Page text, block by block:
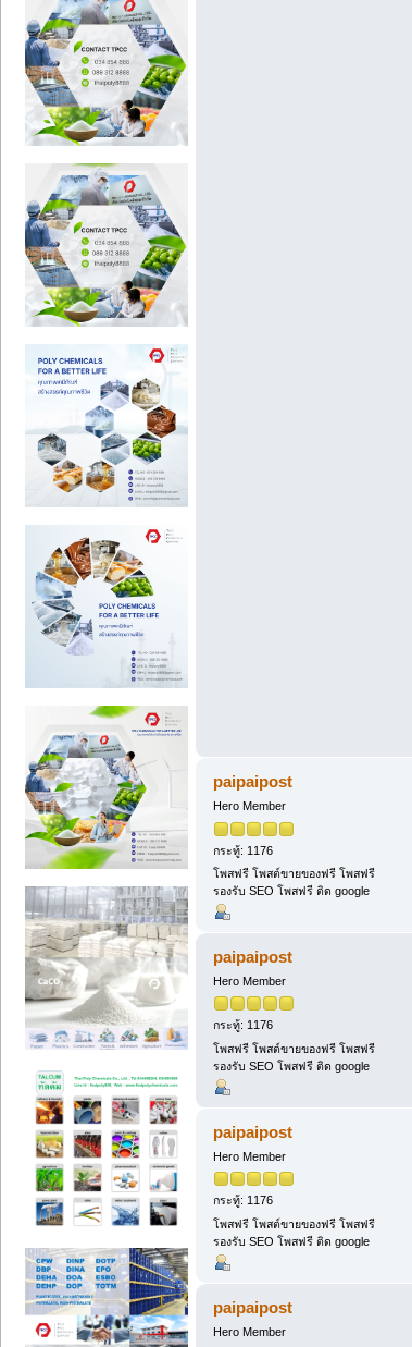
paipaipost
Hero Member
กระทู้: 1176
โพสฟรี โพสต์ขายของฟรี โพสฟรี
รองรับ SEO โพสฟรี ติด google
paipaipost
Hero Member
กระทู้: 1176
โพสฟรี โพสต์ขายของฟรี โพสฟรี
รองรับ SEO โพสฟรี ติด google
paipaipost
Hero Member
กระทู้: 1176
โพสฟรี โพสต์ขายของฟรี โพสฟรี
รองรับ SEO โพสฟรี ติด google
paipaipost
Hero Member